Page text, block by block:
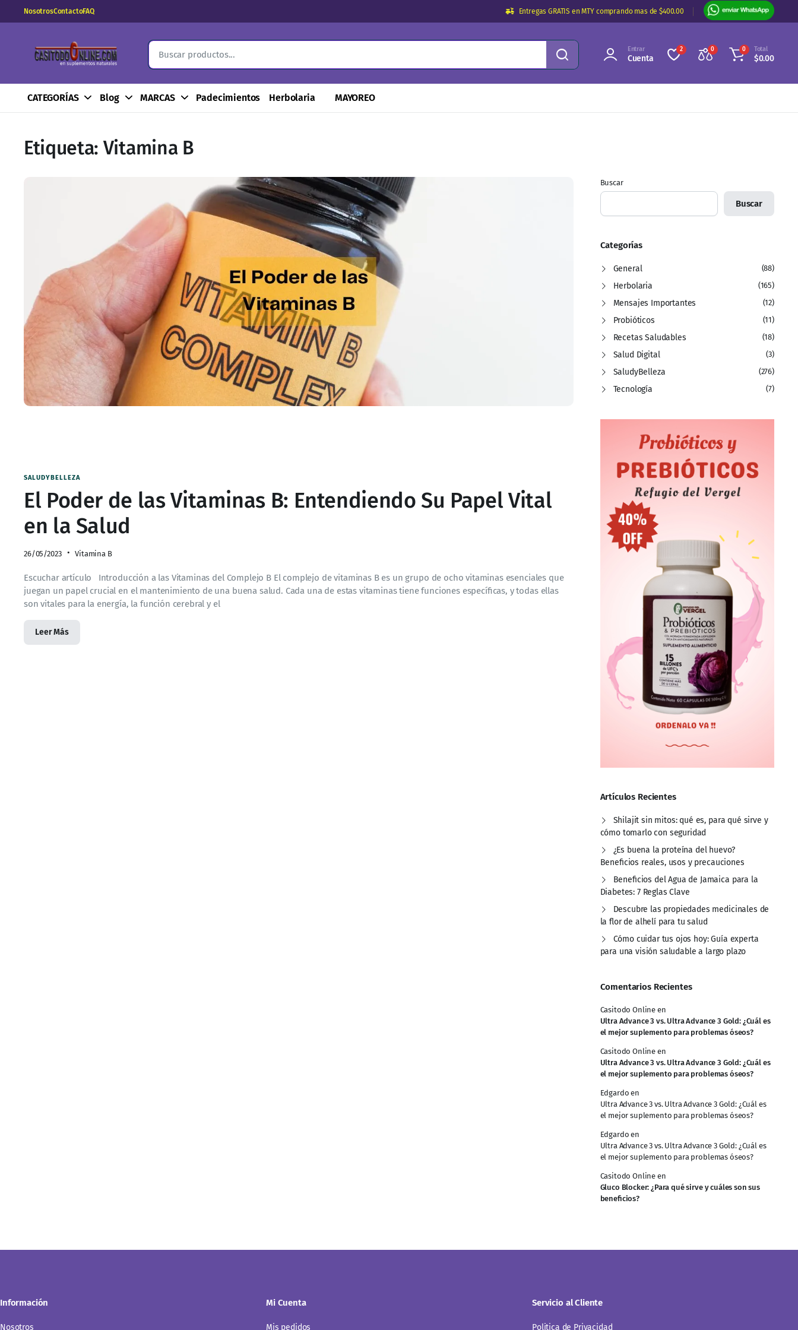
NosotrosContactoFAQ Entregas GRATIS en MTY comprando mas de $400.00
Entrar
Cuenta
2 0 0 Total
$0.00
CATEGORÍAS Blog MARCAS Padecimientos Herbolaria MAYOREO
Etiqueta: Vitamina B
SALUDYBELLEZA
El Poder de las Vitaminas B: Entendiendo Su Papel Vital
en la Salud
26/05/2023 Vitamina B
Escuchar artículo Introducción a las Vitaminas del Complejo B El complejo de vitaminas B es un grupo de ocho vitaminas esenciales que
juegan un papel crucial en el mantenimiento de una buena salud. Cada una de estas vitaminas tiene funciones específicas, y todas ellas
son vitales para la energía, la función cerebral y el
Leer Más
Buscar
Buscar
Categorías
General (88)
Herbolaria (165)
Mensajes Importantes (12)
Probióticos (11)
Recetas Saludables (18)
Salud Digital (3)
SaludyBelleza (276)
Tecnología (7)
Artículos Recientes
Shilajit sin mitos: qué es, para qué sirve y
cómo tomarlo con seguridad
¿Es buena la proteína del huevo?
Beneficios reales, usos y precauciones
Beneficios del Agua de Jamaica para la
Diabetes: 7 Reglas Clave
Descubre las propiedades medicinales de
la flor de alhelí para tu salud
Cómo cuidar tus ojos hoy: Guía experta
para una visión saludable a largo plazo
Comentarios Recientes
Casitodo Online en
Ultra Advance 3 vs. Ultra Advance 3 Gold: ¿Cuál es
el mejor suplemento para problemas óseos?
Casitodo Online en
Ultra Advance 3 vs. Ultra Advance 3 Gold: ¿Cuál es
el mejor suplemento para problemas óseos?
Edgardo en
Ultra Advance 3 vs. Ultra Advance 3 Gold: ¿Cuál es
el mejor suplemento para problemas óseos?
Edgardo en
Ultra Advance 3 vs. Ultra Advance 3 Gold: ¿Cuál es
el mejor suplemento para problemas óseos?
Casitodo Online en
Gluco Blocker: ¿Para qué sirve y cuáles son sus
beneficios?
Información
Nosotros
Mi Cuenta
Mis pedidos
Servicio al Cliente
Politica de Privacidad